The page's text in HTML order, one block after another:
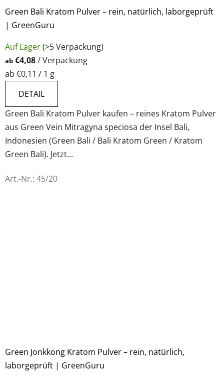
i
c
h
e
r
Green Bali Kratom Pulver – rein, natürlich, laborgeprüft
| GreenGuru
durchschnittliche
Produktbewertung
ist
von
5
Sternen.
Auf Lager(>5 Verpackung)
ab €4,08/ Verpackung
Verkaufspreis:
ab €0,11 / 1 g
DETAIL
Green Bali Kratom Pulver kaufen – reines Kratom Pulver
aus Green Vein Mitragyna speciosa der Insel Bali,
Indonesien (Green Bali / Bali Kratom Green / Kratom
Green Bali). Jetzt...
Art.-Nr.: 45/20
Green Jonkkong Kratom Pulver – rein, natürlich,
laborgeprüft | GreenGuru